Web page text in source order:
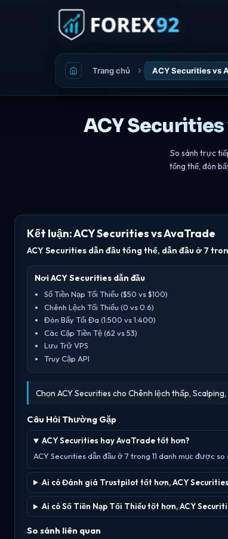
Trang chủ ACY Securities vs
ACY
So sánh trực
tổng thể, đòn
Kết luận: ACY Securities vs AvaTrade
ACY Securities dẫn đầu tổng thể, dẫn đầu ở 7
Nơi ACY Securities dẫn đầu
Số Tiền Nạp Tối Thiểu ($50 vs $100)
Chênh Lệch Tối Thiểu (0 vs 0.6)
Đòn Bẩy Tối Đa (1:500 vs 1:400)
Các Cặp Tiền Tệ (62 vs 53)
Lưu Trữ VPS
Truy Cập API
Chọn ACY Securities cho Chênh lệch thấp,
Câu Hỏi Thường Gặp
ACY Securities hay AvaTrade tốt hơn?
ACY Securities dẫn đầu ở 7 trong 11 danh mục được
Ai có Đánh giá Trustpilot tốt hơn, ACY
Ai có Số Tiền Nạp Tối Thiểu tốt hơn, ACY
So sánh liên quan